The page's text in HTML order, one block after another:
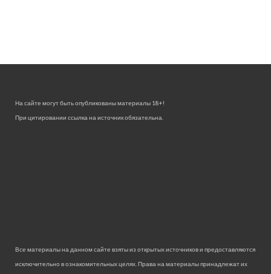
На сайте могут быть опубликованы материалы 18+!
При цитировании ссылка на источник обязательна.
Все материалы на данном сайте взяты из открытых источников и предоставляются
исключительно в ознакомительных целях. Права на материалы принадлежат их